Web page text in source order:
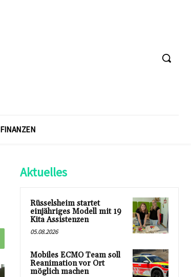
FINANZEN
Aktuelles
Rüsselsheim startet
einjähriges Modell mit 19
Kita Assistenzen
05.08.2026
Mobiles ECMO Team soll
Reanimation vor Ort
möglich machen